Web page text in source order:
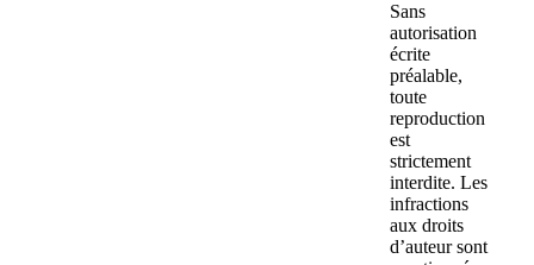
Sans
autorisation
écrite
préalable,
toute
reproduction
est
strictement
interdite. Les
infractions
aux droits
d’auteur sont